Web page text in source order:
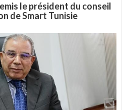
le président du conseil
de Smart Tunisie